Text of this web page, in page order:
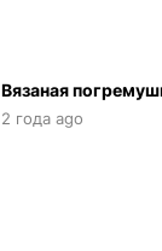
Вязаная
2 года ago